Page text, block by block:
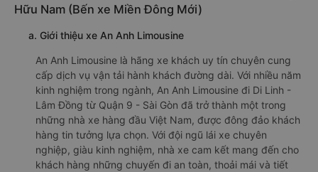
Hữu Nam (Bến xe Miền Đông Mới)
a. Giới thiệu xe An Anh Limousine
An Anh Limousine là hãng xe khách uy tín chuyên cung
cấp dịch vụ vận tải hành khách đường dài. Với nhiều năm
kinh nghiệm trong ngành, An Anh Limousine đi Di Linh -
Lâm Đồng từ Quận 9 - Sài Gòn đã trở thành một trong
những nhà xe hàng đầu Việt Nam, được đông đảo khách
hàng tin tưởng lựa chọn. Với đội ngũ lái xe chuyên
nghiệp, giàu kinh nghiệm, nhà xe cam kết mang đến cho
khách hàng những chuyến đi an toàn, thoải mái và tiết